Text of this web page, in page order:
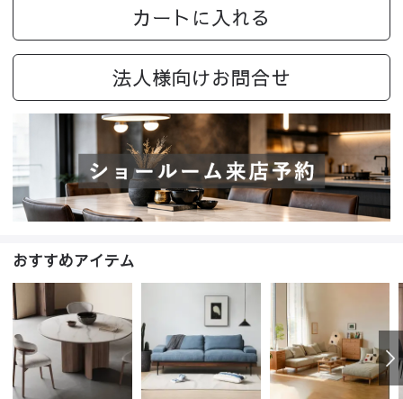
カートに入れる
法人様向けお問合せ
おすすめアイテム